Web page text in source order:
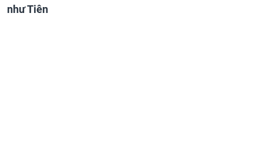
như Tiên